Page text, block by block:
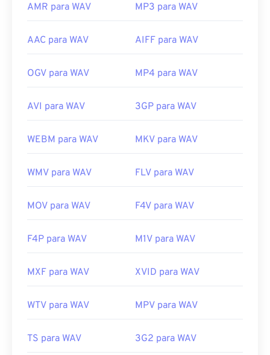
AMR para WAV MP3 para WAV
AAC para WAV AIFF para WAV
OGV para WAV MP4 para WAV
AVI para WAV 3GP para WAV
WEBM para WAV MKV para WAV
WMV para WAV FLV para WAV
MOV para WAV F4V para WAV
F4P para WAV M1V para WAV
MXF para WAV XVID para WAV
WTV para WAV MPV para WAV
TS para WAV 3G2 para WAV